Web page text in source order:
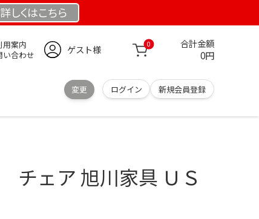
詳しくはこちら
用案内
い合わせ
ゲスト様 0 合計金額
0円
変更 ログイン 新規会員登録
チェア 旭川家具 ＵＳ